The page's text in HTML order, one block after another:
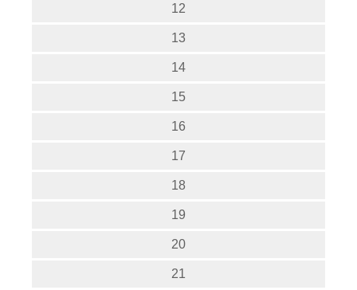
12
13
14
15
16
17
18
19
20
21